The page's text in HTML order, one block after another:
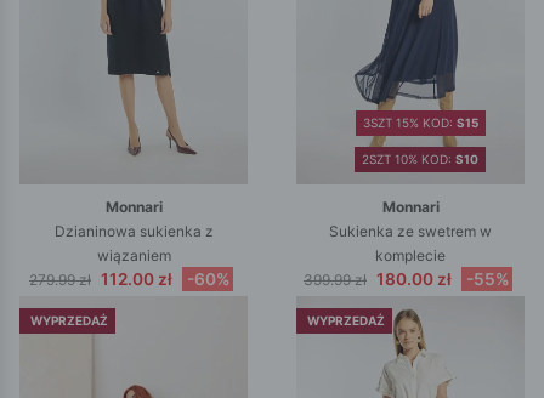
Monnari
Dzianinowa sukienka z
wiązaniem
279.99 zł 112.00 zł -60%
2SZT 10% KOD: S10
3SZT 15% KOD: S15
Monnari
Sukienka ze swetrem w
komplecie
399.99 zł 180.00 zł -55%
WYPRZEDAŻ WYPRZEDAŻ